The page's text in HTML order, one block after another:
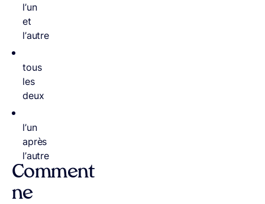
l’un
et
l’autre
tous
les
deux
l’un
après
l’autre
Comment
ne